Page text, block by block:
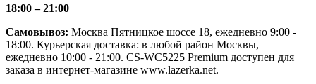
18:00 – 21:00
Самовывоз: Москва Пятницкое шоссе 18, ежедневно 9:00 -
18:00. Курьерская доставка: в любой район Москвы,
ежедневно 10:00 - 21:00. CS-WC5225 Premium доступен для
заказа в интернет-магазине www.lazerka.net.